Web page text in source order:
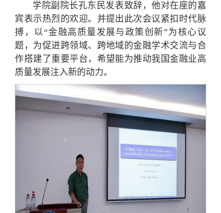
学院副院长孔东民发表致辞，他对在座的嘉
宾表示热烈的欢迎。并提出此次会议紧扣时代脉
搏，以“金融高质量发展与政策创新”为核心议
题，为促进跨领域、跨地域的金融学术交流与合
作搭建了重要平台，希望能为推动我国金融业高
质量发展注入新的动力。